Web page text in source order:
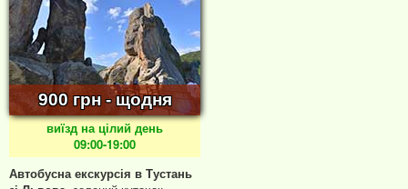
900 грн - щодня
виїзд на цілий день
09:00-19:00
Автобусна екскурсія в Тустань